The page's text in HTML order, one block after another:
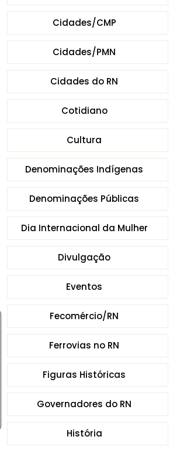
Cidades/CMP
Cidades/PMN
Cidades do RN
Cotidiano
Cultura
Denominações Indígenas
Denominações Públicas
Dia Internacional da Mulher
Divulgação
Eventos
Fecomércio/RN
Ferrovias no RN
Figuras Históricas
Governadores do RN
História